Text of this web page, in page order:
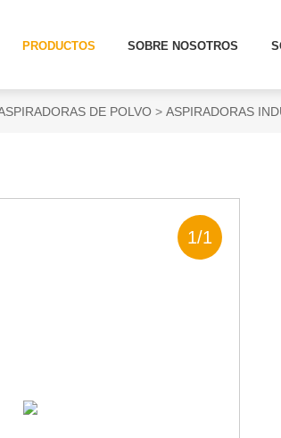
PRODUCTOS SOBRE NOSOTROS
DE POLVO ASPIRADORAS
1/1